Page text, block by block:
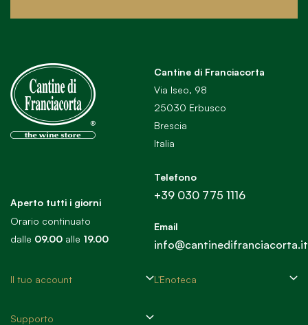
Aperto tutti i giorni
Orario continuato
dalle 09.00 alle 19.00
Cantine di Franciacorta
Via Iseo, 98
25030 Erbusco
Brescia
Italia
Telefono
+39 030 775 1116
Email
info@cantinedifranciacorta.it
Il tuo account L'Enoteca
Supporto